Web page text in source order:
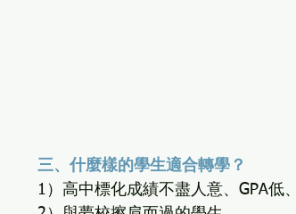
三、什麼樣的學生適合轉學？
1）高中標化成績不盡人意、GPA低